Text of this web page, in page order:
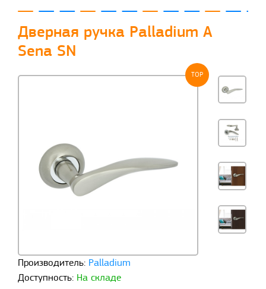
Дверная ручка Palladium A
Sena SN
TOP
Производитель: Palladium
Доступность: На складе